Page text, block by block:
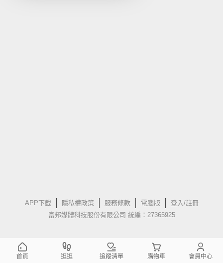
APP下載 隱私權政策 服務條款 電腦版
登入/註冊
富邦媒體科技股份有限公司 統編：27365925
首頁 逛逛 追蹤清單 購物車 會員中心